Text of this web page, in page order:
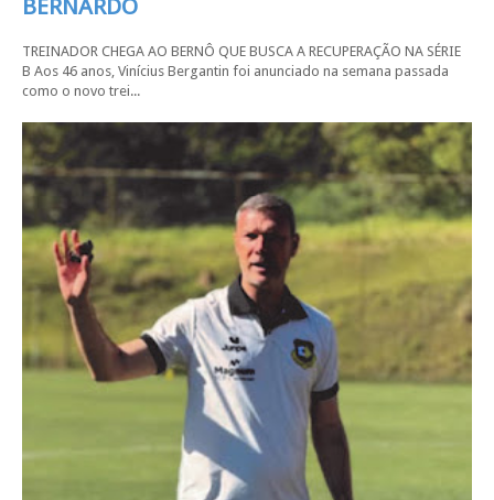
BERNARDO
TREINADOR CHEGA AO BERNÔ QUE BUSCA A RECUPERAÇÃO NA SÉRIE
B Aos 46 anos, Vinícius Bergantin foi anunciado na semana passada
como o novo trei...